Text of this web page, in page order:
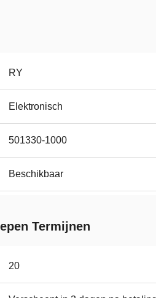
RY
Elektronisch
501330-1000
Beschikbaar
Termijnen
20